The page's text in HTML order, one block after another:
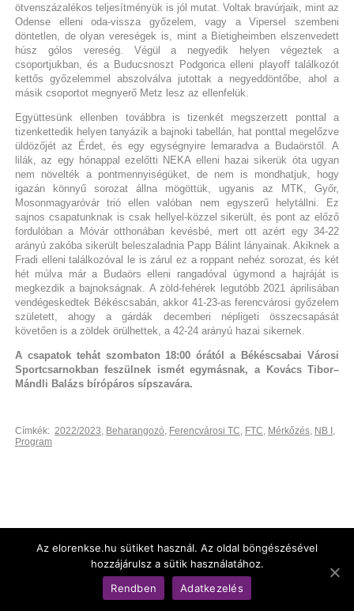
ötvenszázalékos teljesítményük is jól mutat. Voltak bravúrjaik, mint az
Odense elleni oda-vissza győzelem, vagy a Vipersel szembeni
döntetlen, de olyan vereségek is, mint a Bietigheimben elszenvedett
húsz gólos vereség. Végül a negyedik helyen végeztek a
csoportjukban, és a Buducsnoszt Podgorica elleni playoff találkozót
kettős győzelemmel abszolválva jutottak a negyeddöntőbe, ahol a
másik csoportot megnyerő Metz lesz az ellenfelük.
Együttesünk ellenben továbbra is tizenkét megszerzett ponttal a
tizenkettedik helyen tanyázik a bajnoki tabellán, hat ponttal megelőzve
üldözőjét az Érdet, és egy egységnyire lemaradva a Budaörstől. A
lilák, az egy hónappal ezelőtti NEKA elleni hazai sikerük óta ugyan
nem növelték a pontmennyiségüket, de nem is mondhatjuk, hogy
igazán könnyű sorozat állna mögöttük, ugyanis az MTK, Győr,
Mosonmagyaróvár trió ellen valóban nem egyszerű helytállni. Ez
sajnos csapatunknak is csak hellyel-közzel sikerült, és pont az előző
fordulóban a Móvár otthonában kevésbé, mert ott azért egy 34-22
arányú zakóba sikerült beleszaladnia Papp Bálint lányainak. Akiknek a
Fradi elleni találkozóval le is zárul ez a roppant nehéz sorozat, és két
hét múlva már a Budaörs elleni rangadóval úgymond a hajráját is
megkezdik a bajnokságnak. A zöld-fehérek legutóbb 2021 áprilisában
vendégeskedtek Békéscsabán, akkor 41-23-as ferencvárosi győzelem
született, ahogy a gárdák decemberi népligeti összecsapását
követően is a zöldek örülhettek, a 42-24 arányú hazai sikernek.
A csapatok tehát szombaton 18:00 órától a Békéscsabai Városi
Sportcsarnokban feszülnek ismét egymásnak, a Kovács Tibor–
Mándli Balázs bírópáros sípszavára.
Címkék: 2022/2023, Beharangozó, Ferencvárosi TC, FTC, Mérkőzés, NB I ,
Program
© Békéscsabai Előre Női Kézilabda Kft.
Az elorenkse.hu sütiket használ. Az oldal böngészésével
hozzájárulsz a sütik használatához.
Rendben
Adatkezelés